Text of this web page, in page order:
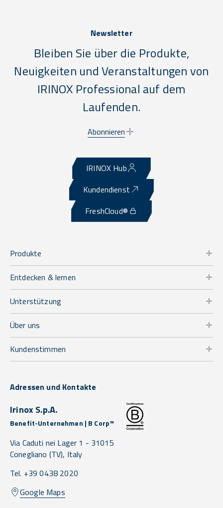
Newsletter
Bleiben Sie über die Produkte,
Neuigkeiten und Veranstaltungen von
IRINOX Professional auf dem
Laufenden.
Abonnieren
IRINOX Hub
Kundendienst
FreshCloud®
Produkte
Entdecken & lernen
Unterstützung
Über uns
Kundenstimmen
Adressen und Kontakte
Irinox S.p.A.
Benefit-Unternehmen | B Corp™
Via Caduti nei Lager 1 - 31015
Conegliano (TV), Italy
Tel. +39 0438 2020
Google Maps